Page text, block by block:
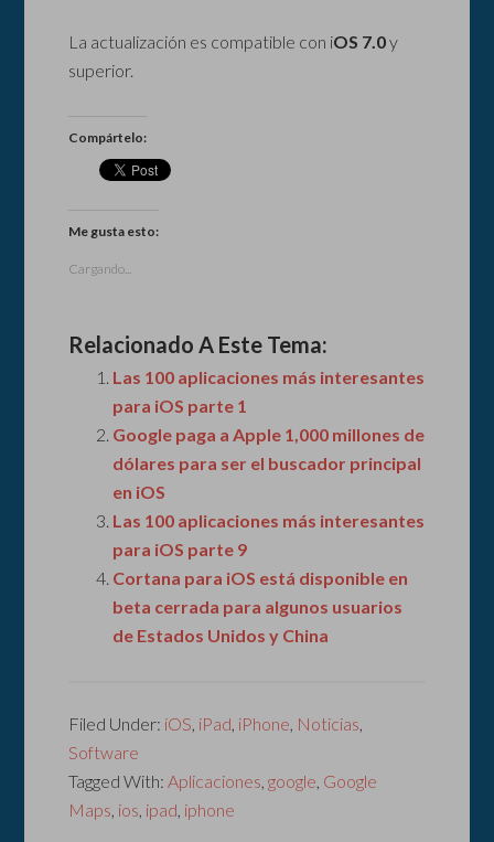
La actualización es compatible con iOS 7.0y
superior.
Compártelo:
Me gusta esto:
Cargando...
Relacionado A Este Tema:
Las 100 aplicaciones más interesantes
para iOS parte 1
Google paga a Apple 1,000 millones de
dólares para ser el buscador principal
en iOS
Las 100 aplicaciones más interesantes
para iOS parte 9
Cortana para iOS está disponible en
beta cerrada para algunos usuarios
de Estados Unidos y China
Filed Under: iOS, iPad, iPhone, Noticias,
Software
Tagged With:Aplicaciones,google, Google
Maps, ios, ipad, iphone